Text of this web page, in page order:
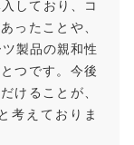
しており、コ
ったことや、
製品の親和性
つです。今後
けることが、
考えておりま